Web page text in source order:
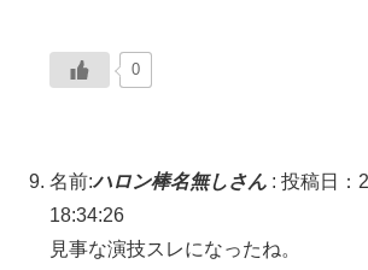
0
名前:ハロン棒名無しさん : 投稿日：
18:34:26
見事な演技スレになったね。